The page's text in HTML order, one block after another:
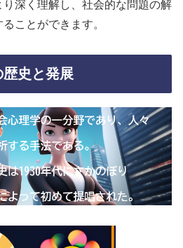
深く理解し、社会的な問題の解
ことができます。
史と発展